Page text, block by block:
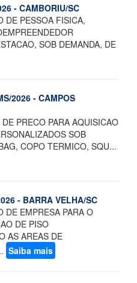
- CAMBORIU/SC
DE PESSOA FISICA,
SOB DEMANDA, DE
2026 - CAMPOS
PRECO PARA AQUISICAO
SOB
COPO TERMICO, SQU...
- BARRA VELHA/SC
DE EMPRESA PARA O
DE PISO
AS AREAS DE
Saiba mais